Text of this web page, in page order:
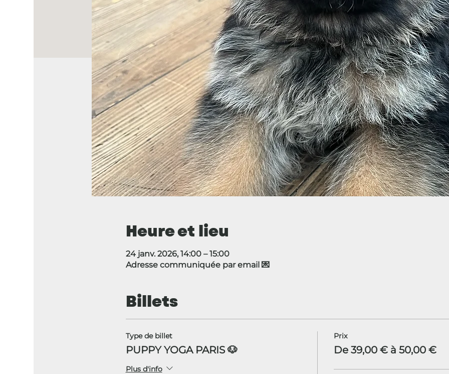
Heure et lieu
24 janv. 2026, 14:00 – 15:00
Adresse communiquée par email 💌
Billets
Type de billet
PUPPY YOGA PARIS 🐶
Plus d'info
Prix
De 39,00 € à 50,00 €